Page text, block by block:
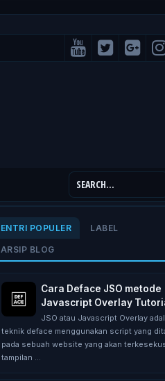
ENTRI POPULER LABEL
ARSIP BLOG
Cara Deface JSO metode
Javascript Overlay
JSO atau Javascript Overlay
teknik deface menggunakan script yang
pada sebuah website yang akan
tampilan ...